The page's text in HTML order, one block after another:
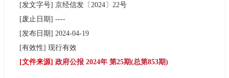
政务公开
市领导
政策兑现 政策解读
[发文字号] 京经信发〔2024〕 22号
[废止日期] ----
[发布日期] 2024-04-19
[有效性] 现行有效
[文件来源] 政府公报 2024年 第25期(总第853期)